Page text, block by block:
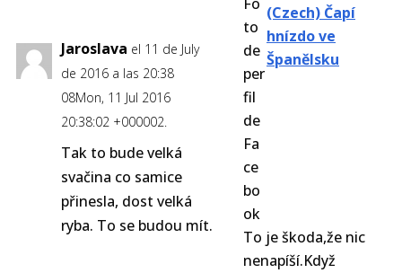
(Czech) Čapí
hnízdo ve
Španělsku
To je škoda,že nic
nenapíší.Když
Jaroslava el 11 de July
de 2016 a las 20:38
08Mon, 11 Jul 2016
20:38:02 +000002.
Tak to bude velká
svačina co samice
přinesla, dost velká
ryba. To se budou mít.